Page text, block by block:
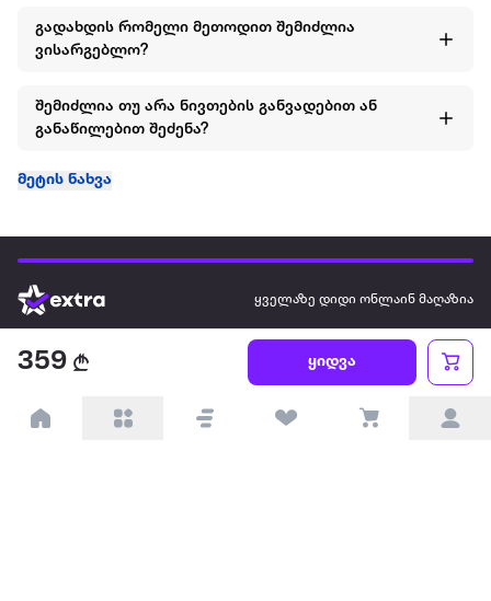
359 ყიდვა
გადახდის რომელი მეთოდით შემიძლია
ვისარგებლო?
შემიძლია თუ არა ნივთების განვადებით ან
განაწილებით შეძენა?
მეტის ნახვა
ყველაზე დიდი ონლაინ მაღაზია
ჩვენ შესახებ
წესები და პირობები